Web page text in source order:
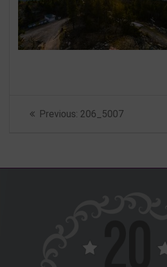
Beitragsnavigation
Previous: Previous
206_5007